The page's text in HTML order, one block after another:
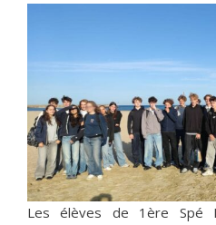
Les élèves de 1ère Spé